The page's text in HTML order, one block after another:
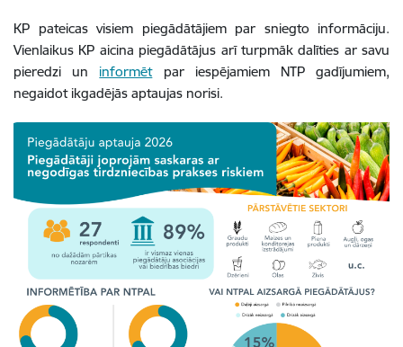
KP pateicas visiem piegādātājiem par sniegto informāciju.
Vienlaikus KP aicina piegādātājus arī turpmāk dalīties ar savu
pieredzi un informētpar iespējamiem NTP gadījumiem,
negaidot ikgadējās aptaujas norisi.